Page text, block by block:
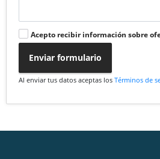
Acepto recibir información sobre
Enviar formulario
Al enviar tus datos aceptas los Términos de